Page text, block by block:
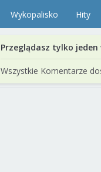
Wykopalisko Hity
Przeglądasz tylko
Wszystkie Komentarze